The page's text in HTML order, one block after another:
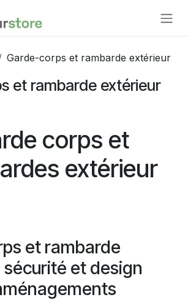
Garde-corps et rambarde extérieur
et rambarde extérieur
corps et
extérieur
et rambarde
et design